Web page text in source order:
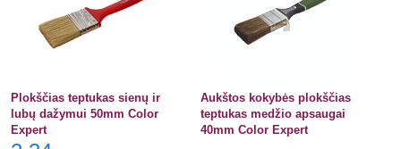
Plokščias teptukas sienų ir
lubų dažymui 50mm Color
Expert
Aukštos kokybės plokščias
teptukas medžio apsaugai
40mm Color Expert